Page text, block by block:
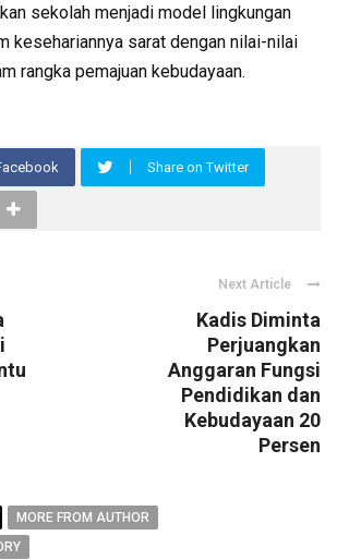
sekolah menjadi model lingkungan
kesehariannya sarat dengan nilai-nilai
rangka pemajuan kebudayaan.
Share on Twitter
Next Article
Kadis Diminta
Perjuangkan
Anggaran Fungsi
Pendidikan dan
Kebudayaan 20
Persen
MORE FROM AUTHOR